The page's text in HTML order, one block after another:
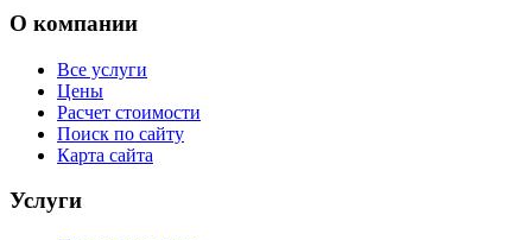
О компании
Все услуги
Цены
Расчет стоимости
Поиск по сайту
Карта сайта
Услуги